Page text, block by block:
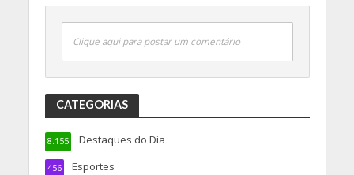
Clique aqui para postar um comentário
CATEGORIAS
Destaques do Dia
8.155
Esportes
456